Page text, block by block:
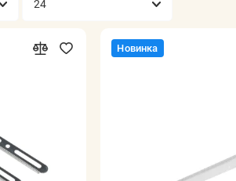
Новинка